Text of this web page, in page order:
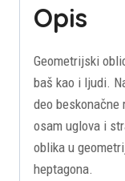
Opis
Geometrijski
baš kao i ljudi.
deo beskonačne
osam uglova i
oblika u
heptagona.